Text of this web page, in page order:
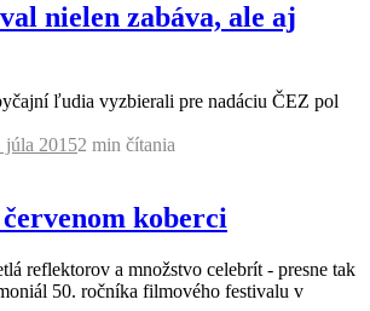
nielen zabáva, ale aj
ľudia vyzbierali pre nadáciu ČEZ pol
júla 20152 min čítania
koberci
reflektorov a množstvo celebrít - presne tak
50. ročníka filmového festivalu v